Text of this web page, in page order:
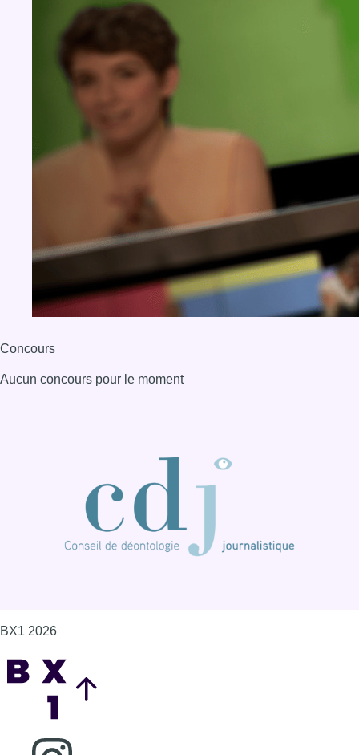
Concours
Aucun concours pour le moment
BX1 2026
Consulter page Instagram